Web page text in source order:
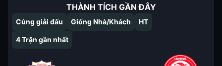
THÀNH TÍCH GẦN ĐÂY
Cùng giải đấu Giống Nhà/Khách HT
4Trận gần nhất